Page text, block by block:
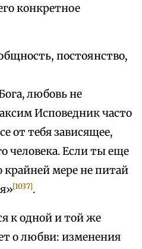
конкретное
постоянство,
любовь не
Исповедник часто
от тебя зависящее,
человека. Если ты еще
крайней мере не питай
[1037].
к одной и той же
о любви: изменения